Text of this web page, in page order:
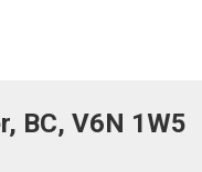
BC, V6N 1W5